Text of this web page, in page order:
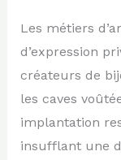
Les métiers
d’expression
créateurs de
les caves
implantation
insufflant une